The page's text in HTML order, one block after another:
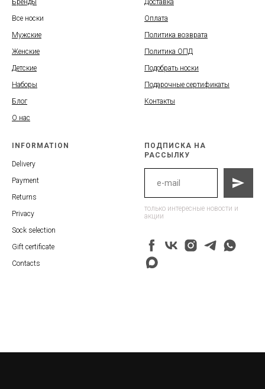
Бренды
Все носки
Мужские
Женские
Детские
Наборы
Блог
О нас
Доставка
Оплата
Политика возврата
Политика ОПД
Подобрать носки
Подарочные сертификаты
Контакты
INFORMATION
Delivery
Payment
Returns
Privacy
Sock selection
Gift certificate
Contacts
ПОДПИСКА НА
РАССЫЛКУ
только интересные новости и
акции